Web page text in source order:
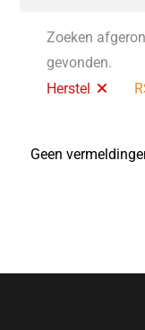
Zoeken
gevonden.
Herstel
Geen